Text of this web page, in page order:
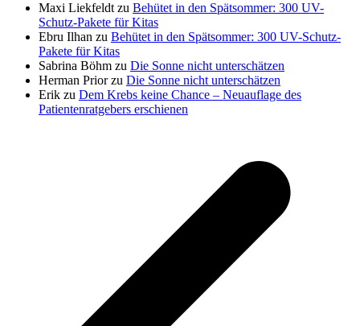
Maxi Liekfeldt zu Behütet in den Spätsommer: 300 UV-
Schutz-Pakete für Kitas
Ebru Ilhan zu Behütet in den Spätsommer: 300 UV-Schutz-
Pakete für Kitas
Sabrina Böhm zu Die Sonne nicht unterschätzen
Herman Priorzu Die Sonne nicht unterschätzen
Erik zu Dem Krebs keine Chance – Neuauflage des
Patientenratgebers erschienen